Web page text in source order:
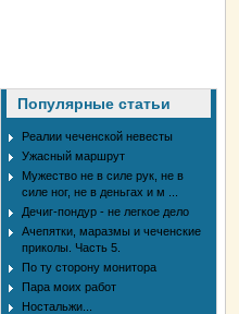
Популярные статьи
Реалии чеченской невесты
Ужасный маршрут
Мужество не в силе рук, не в
силе ног, не в деньгах и м ...
Дечиг-пондур - не легкое дело
Ачепятки, маразмы и чеченские
приколы. Часть 5.
По ту сторону монитора
Пара моих работ
Ностальжи...